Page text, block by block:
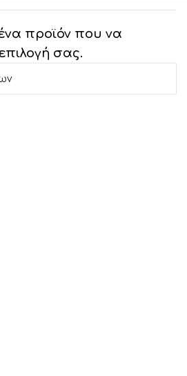
προϊόν που να
σας.